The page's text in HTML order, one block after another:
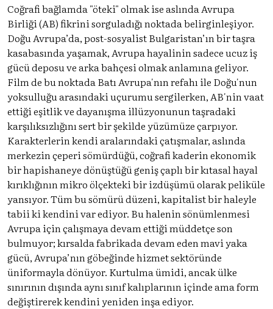
Coğrafi bağlamda "öteki" olmak ise aslında Avrupa
Birliği (AB) fikrini sorguladığı noktada belirginleşiyor.
Doğu Avrupa’da, post-sosyalist Bulgaristan’ın bir taşra
kasabasında yaşamak, Avrupa hayalinin sadece ucuz iş
gücü deposu ve arka bahçesi olmak anlamına geliyor.
Film de bu noktada Batı Avrupa'nın refahı ile Doğu'nun
yoksulluğu arasındaki uçurumu sergilerken, AB'nin vaat
ettiği eşitlik ve dayanışma illüzyonunun taşradaki
karşılıksızlığını sert bir şekilde yüzümüze çarpıyor.
Karakterlerin kendi aralarındaki çatışmalar, aslında
merkezin çeperi sömürdüğü, coğrafi kaderin ekonomik
bir hapishaneye dönüştüğü geniş çaplı bir kıtasal hayal
kırıklığının mikro ölçekteki bir izdüşümü olarak peliküle
yansıyor. Tüm bu sömürü düzeni, kapitalist bir haleyle
tabii ki kendini var ediyor. Bu halenin sönümlenmesi
Avrupa için çalışmaya devam ettiği müddetçe son
bulmuyor; kırsalda fabrikada devam eden mavi yaka
gücü, Avrupa’nın göbeğinde hizmet sektöründe
üniformayla dönüyor. Kurtulma ümidi, ancak ülke
sınırının dışında aynı sınıf kalıplarının içinde ama form
değiştirerek kendini yeniden inşa ediyor.